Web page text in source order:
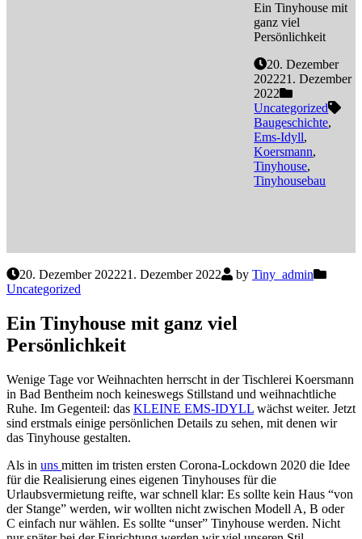
Ein Tinyhouse mit
ganz viel
Persönlichkeit
20. Dezember
202221. Dezember
2022
Uncategorized
Baugeschichte,
Ems-Idyll,
Koersmann,
Tinyhouse,
Tinyhousebau
20. Dezember 202221. Dezember 2022 by Tiny_admin
Uncategorized
Ein Tinyhouse mit ganz viel
Persönlichkeit
Wenige Tage vor Weihnachten herrscht in der Tischlerei Koersmann
in Bad Bentheim noch keineswegs Stillstand und weihnachtliche
Ruhe. Im Gegenteil: das KLEINE EMS-IDYLL wächst weiter. Jetzt
sind erstmals einige persönlichen Details zu sehen, mit denen wir
das Tinyhouse gestalten.
Als in uns mitten im tristen ersten Corona-Lockdown 2020 die Idee
für die Realisierung eines eigenen Tinyhouses für die
Urlaubsvermietung reifte, war schnell klar: Es sollte kein Haus “von
der Stange” werden, wir wollten nicht zwischen Modell A, B oder
C einfach nur wählen. Es sollte “unser” Tinyhouse werden. Nicht